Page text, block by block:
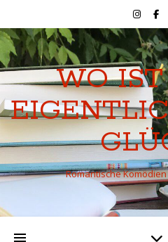
WO
Romantische